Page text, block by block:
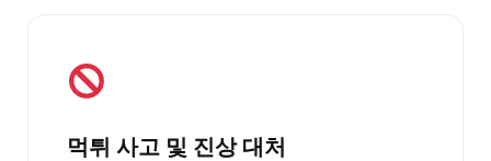
먹튀 사고 및 진상 대처